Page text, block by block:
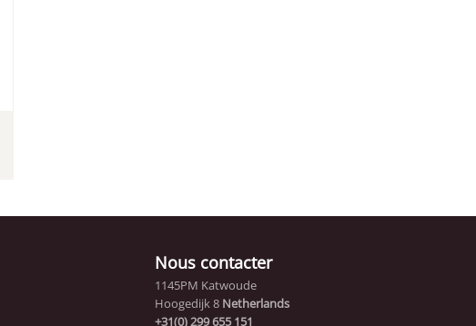
Nous contacter
1145PM Katwoude
Hoogedijk 8 Netherlands
+31(0) 299 655 151